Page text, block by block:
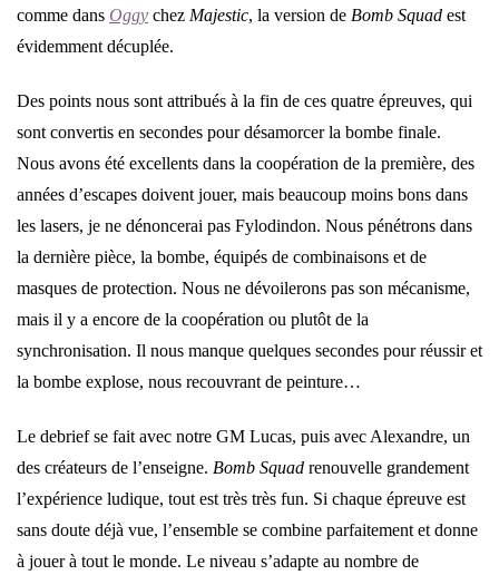
comme dans Oggy chez Majestic, la version de Bomb Squad est
évidemment décuplée.
Des points nous sont attribués à la fin de ces quatre épreuves, qui
sont convertis en secondes pour désamorcer la bombe finale.
Nous avons été excellents dans la coopération de la première, des
années d’escapes doivent jouer, mais beaucoup moins bons dans
les lasers, je ne dénoncerai pas Fylodindon. Nous pénétrons dans
la dernière pièce, la bombe, équipés de combinaisons et de
masques de protection. Nous ne dévoilerons pas son mécanisme,
mais il y a encore de la coopération ou plutôt de la
synchronisation. Il nous manque quelques secondes pour réussir et
la bombe explose, nous recouvrant de peinture…
Le debrief se fait avec notre GM Lucas, puis avec Alexandre, un
des créateurs de l’enseigne. Bomb Squad renouvelle grandement
l’expérience ludique, tout est très très fun. Si chaque épreuve est
sans doute déjà vue, l’ensemble se combine parfaitement et donne
à jouer à tout le monde. Le niveau s’adapte au nombre de